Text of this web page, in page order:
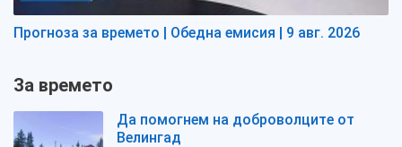
Прогноза за времето | Обедна емисия | 9 авг. 2026
За времето
Да помогнем на доброволците от
Велингад